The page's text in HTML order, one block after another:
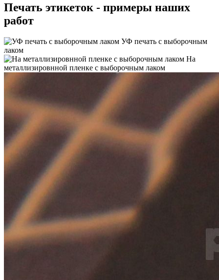
Печать этикеток - примеры наших
работ
УФ печать с выборочным
лаком
На
металлизировнной пленке с выборочным лаком